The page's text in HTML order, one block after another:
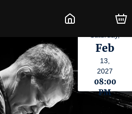
Feb
13,
2027
08:00
PM